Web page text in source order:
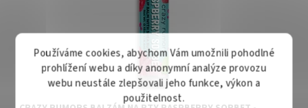
Používáme cookies, abychom Vám umožnili pohodlné
prohlížení webu a díky anonymní analýze provozu
webu neustále zlepšovali jeho funkce, výkon a
použitelnost.